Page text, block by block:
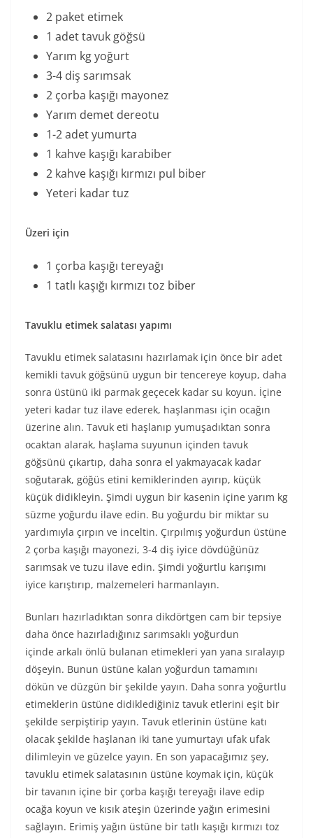
2 paket etimek
1 adet tavuk göğsü
Yarım kg yoğurt
3-4 diş sarımsak
2 çorba kaşığı mayonez
Yarım demet dereotu
1-2 adet yumurta
1 kahve kaşığı karabiber
2 kahve kaşığı kırmızı pul biber
Yeteri kadar tuz
Üzeri için
1 çorba kaşığı tereyağı
1 tatlı kaşığı kırmızı toz biber
Tavuklu etimek salatası yapımı
Tavuklu etimek salatasını hazırlamak için önce bir adet
kemikli tavuk göğsünü uygun bir tencereye koyup, daha
sonra üstünü iki parmak geçecek kadar su koyun. İçine
yeteri kadar tuz ilave ederek, haşlanması için ocağın
üzerine alın. Tavuk eti haşlanıp yumuşadıktan sonra
ocaktan alarak, haşlama suyunun içinden tavuk
göğsünü çıkartıp, daha sonra el yakmayacak kadar
soğutarak, göğüs etini kemiklerinden ayırıp, küçük
küçük didikleyin. Şimdi uygun bir kasenin içine yarım kg
süzme yoğurdu ilave edin. Bu yoğurdu bir miktar su
yardımıyla çırpın ve inceltin. Çırpılmış yoğurdun üstüne
2 çorba kaşığı mayonezi, 3-4 diş iyice dövdüğünüz
sarımsak ve tuzu ilave edin. Şimdi yoğurtlu karışımı
iyice karıştırıp, malzemeleri harmanlayın.
Bunları hazırladıktan sonra dikdörtgen cam bir tepsiye
daha önce hazırladığınız sarımsaklı yoğurdun
içinde arkalı önlü bulanan etimekleri yan yana sıralayıp
döşeyin. Bunun üstüne kalan yoğurdun tamamını
dökün ve düzgün bir şekilde yayın. Daha sonra yoğurtlu
etimeklerin üstüne didiklediğiniz tavuk etlerini eşit bir
şekilde serpiştirip yayın. Tavuk etlerinin üstüne katı
olacak şekilde haşlanan iki tane yumurtayı ufak ufak
dilimleyin ve güzelce yayın. En son yapacağımız şey,
tavuklu etimek salatasının üstüne koymak için, küçük
bir tavanın içine bir çorba kaşığı tereyağı ilave edip
ocağa koyun ve kısık ateşin üzerinde yağın erimesini
sağlayın. Erimiş yağın üstüne bir tatlı kaşığı kırmızı toz